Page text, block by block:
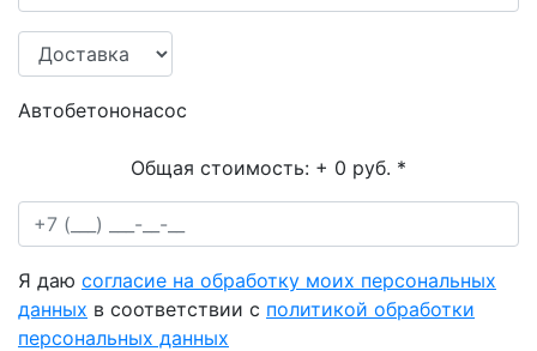
Автобетононасос
Общая стоимость: + 0 руб. *
Я даю согласие на обработку моих персональных
данных в соответствии с политикой обработки
персональных данных